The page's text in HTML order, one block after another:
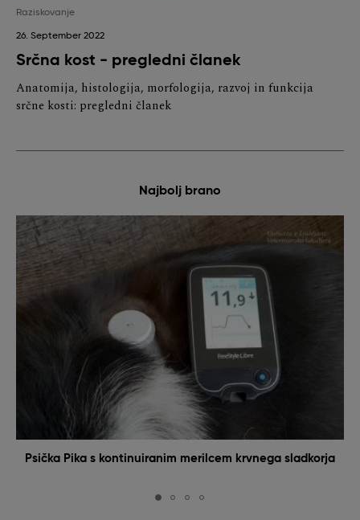
Raziskovanje
26. September 2022
Srčna kost - pregledni članek
Anatomija, histologija, morfologija, razvoj in funkcija
srčne kosti: pregledni članek
Najbolj brano
Psička Pika s kontinuiranim merilcem krvnega sladkorja